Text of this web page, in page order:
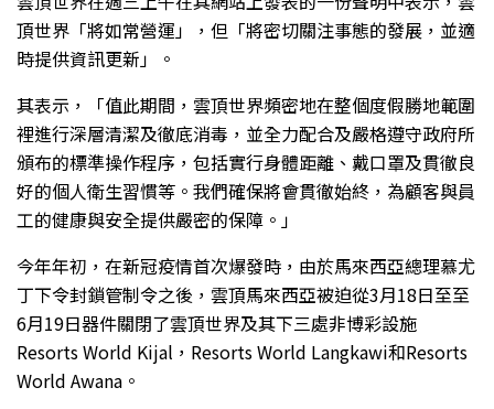
頂世界「將如常營運」，但「將密切關注事態的發展，並適
時提供資訊更新」。
其表示，「值此期間，雲頂世界頻密地在整個度假勝地範圍
裡進行深層清潔及徹底消毒，並全力配合及嚴格遵守政府所
頒布的標準操作程序，包括實行身體距離、戴口罩及貫徹良
好的個人衛生習慣等。我們確保將會貫徹始終，為顧客與員
工的健康與安全提供嚴密的保障。」
今年年初，在新冠疫情首次爆發時，由於馬來西亞總理慕尤
丁下令封鎖管制令之後，雲頂馬來西亞被迫從3月18日至至
6月19日器件關閉了雲頂世界及其下三處非博彩設施
Resorts World Kijal，Resorts World Langkawi和Resorts
World Awana。